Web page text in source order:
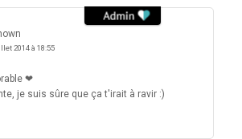
2014 à 18:55
❤
je suis sûre que ça t'irait à ravir :)